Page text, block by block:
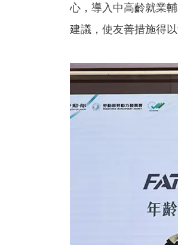
心，導入中高齡就業
建議，使友善措施得